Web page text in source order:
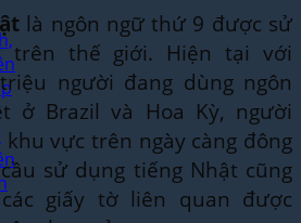
là ngôn ngữ thứ 9 được sử
trên thế giới. Hiện tại với
người đang dùng ngôn
ở Brazil và Hoa Kỳ, người
vực trên ngày càng đông
sử dụng tiếng Nhật cũng
giấy tờ liên quan được